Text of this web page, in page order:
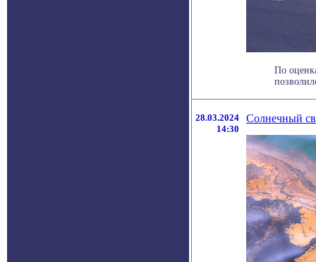
По
28.03.2024
14:30
Солнечный